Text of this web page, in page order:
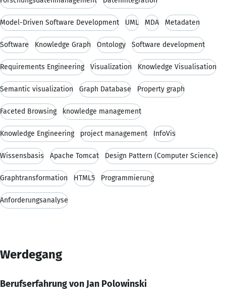
Model-Driven Software Development UML MDA Metadaten
Software Knowledge Graph Ontology Software development
Requirements Engineering Visualization Knowledge Visualisation
Semantic visualization Graph Database Property graph
Faceted Browsing knowledge management
Knowledge Engineering project management InfoVis
Wissensbasis Apache Tomcat Design Pattern (Computer Science)
Graphtransformation HTML5 Programmierung
Anforderungsanalyse
Werdegang
Berufserfahrung von Jan Polowinski